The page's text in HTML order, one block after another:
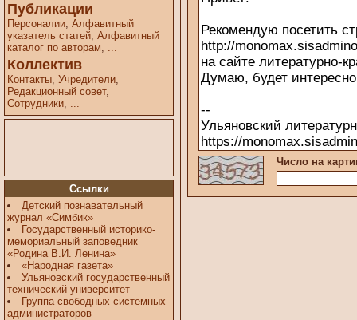
Публикации
Персоналии, Алфавитный
указатель статей, Алфавитный
каталог по авторам, ...
Коллектив
Контакты, Учредители,
Редакционный совет,
Сотрудники, ...
Ссылки
Детский познавательный
журнал «Симбик»
Государственный историко-
мемориальный заповедник
«Родина В.И. Ленина»
«Народная газета»
Ульяновский государственный
технический университет
Группа свободных системных
администраторов
Число на